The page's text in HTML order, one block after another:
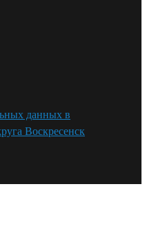
данных в
Воскресенск